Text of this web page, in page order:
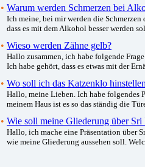
• Warum werden Schmerzen bei
Ich meine, bei mir werden die Schmerzen
dass es mit dem Alkohol besser werden
• Wieso werden Zähne gelb?
Hallo zusammen, ich habe folgende
Ich habe gehört, dass es etwas mit der
• Wo soll ich das Katzenklo
Hallo, meine Lieben. Ich habe folgendes
meinem Haus ist es so das ständig die
• Wie soll meine Gliederung über Sri
Hallo, ich mache eine Präsentation über
wie meine Gliederung aussehen soll.